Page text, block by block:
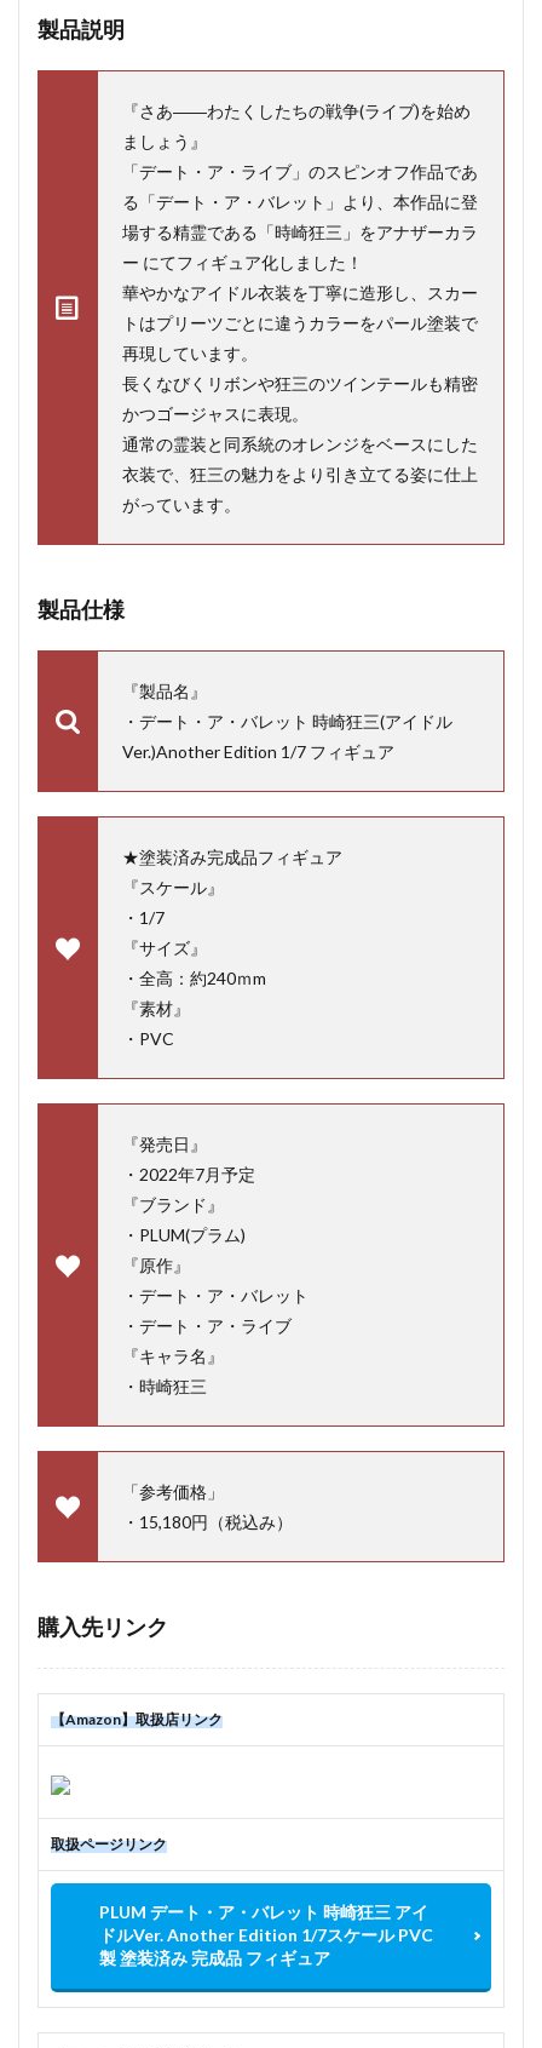
製品説明
『さあ――わたくしたちの戦争(ライブ)を始め
ましょう』
「デート・ア・ライブ」のスピンオフ作品であ
る「デート・ア・バレット」より、本作品に登
場する精霊である「時崎狂三」をアナザーカラ
ー にてフィギュア化しました！
華やかなアイドル衣装を丁寧に造形し、スカー
トはプリーツごとに違うカラーをパール塗装で
再現しています。
長くなびくリボンや狂三のツインテールも精密
かつゴージャスに表現。
通常の霊装と同系統のオレンジをベースにした
衣装で、狂三の魅力をより引き立てる姿に仕上
がっています。
製品仕様
『製品名』
・デート・ア・バレット 時崎狂三(アイドル
Ver.)Another Edition 1/7 フィギュア
★塗装済み完成品フィギュア
『スケール』
・1/7
『サイズ』
・全高：約240ｍm
『素材』
・PVC
『発売日』
・2022年7月予定
『ブランド』
・PLUM(プラム)
『原作』
・デート・ア・バレット
・デート・ア・ライブ
『キャラ名』
・時崎狂三
「参考価格」
・15,180円（税込み）
購入先リンク
【Amazon】取扱店リンク
取扱ページリンク
PLUM デート・ア・バレット 時崎狂三 アイ
ドルVer. Another Edition 1/7スケール PVC
製 塗装済み 完成品 フィギュア